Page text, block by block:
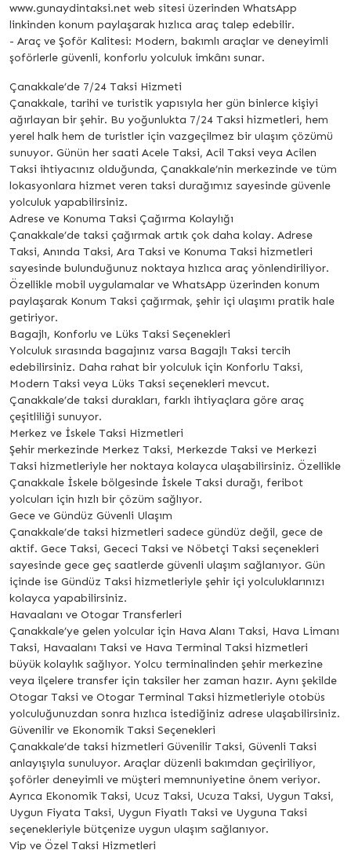
www.gunaydintaksi.net web sitesi üzerinden WhatsApp
linkinden konum paylaşarak hızlıca araç talep edebilir.
- Araç ve Şoför Kalitesi: Modern, bakımlı araçlar ve deneyimli
şoförlerle güvenli, konforlu yolculuk imkânı sunar.
Çanakkale’de 7/24 Taksi Hizmeti
Çanakkale, tarihi ve turistik yapısıyla her gün binlerce kişiyi
ağırlayan bir şehir. Bu yoğunlukta 7/24 Taksi hizmetleri, hem
yerel halk hem de turistler için vazgeçilmez bir ulaşım çözümü
sunuyor. Günün her saati Acele Taksi, Acil Taksi veya Acilen
Taksi ihtiyacınız olduğunda, Çanakkale’nin merkezinde ve tüm
lokasyonlara hizmet veren taksi durağımız sayesinde güvenle
yolculuk yapabilirsiniz.
Adrese ve Konuma Taksi Çağırma Kolaylığı
Çanakkale’de taksi çağırmak artık çok daha kolay. Adrese
Taksi, Anında Taksi, Ara Taksi ve Konuma Taksi hizmetleri
sayesinde bulunduğunuz noktaya hızlıca araç yönlendiriliyor.
Özellikle mobil uygulamalar ve WhatsApp üzerinden konum
paylaşarak Konum Taksi çağırmak, şehir içi ulaşımı pratik hale
getiriyor.
Bagajlı, Konforlu ve Lüks Taksi Seçenekleri
Yolculuk sırasında bagajınız varsa Bagajlı Taksi tercih
edebilirsiniz. Daha rahat bir yolculuk için Konforlu Taksi,
Modern Taksi veya Lüks Taksi seçenekleri mevcut.
Çanakkale’de taksi durakları, farklı ihtiyaçlara göre araç
çeşitliliği sunuyor.
Merkez ve İskele Taksi Hizmetleri
Şehir merkezinde Merkez Taksi, Merkezde Taksi ve Merkezi
Taksi hizmetleriyle her noktaya kolayca ulaşabilirsiniz. Özellikle
Çanakkale İskele bölgesinde İskele Taksi durağı, feribot
yolcuları için hızlı bir çözüm sağlıyor.
Gece ve Gündüz Güvenli Ulaşım
Çanakkale’de taksi hizmetleri sadece gündüz değil, gece de
aktif. Gece Taksi, Gececi Taksi ve Nöbetçi Taksi seçenekleri
sayesinde gece geç saatlerde güvenli ulaşım sağlanıyor. Gün
içinde ise Gündüz Taksi hizmetleriyle şehir içi yolculuklarınızı
kolayca yapabilirsiniz.
Havaalanı ve Otogar Transferleri
Çanakkale’ye gelen yolcular için Hava Alanı Taksi, Hava Limanı
Taksi, Havaalanı Taksi ve Hava Terminal Taksi hizmetleri
büyük kolaylık sağlıyor. Yolcu terminalinden şehir merkezine
veya ilçelere transfer için taksiler her zaman hazır. Aynı şekilde
Otogar Taksi ve Otogar Terminal Taksi hizmetleriyle otobüs
yolculuğunuzdan sonra hızlıca istediğiniz adrese ulaşabilirsiniz.
Güvenilir ve Ekonomik Taksi Seçenekleri
Çanakkale’de taksi hizmetleri Güvenilir Taksi, Güvenli Taksi
anlayışıyla sunuluyor. Araçlar düzenli bakımdan geçiriliyor,
şoförler deneyimli ve müşteri memnuniyetine önem veriyor.
Ayrıca Ekonomik Taksi, Ucuz Taksi, Ucuza Taksi, Uygun Taksi,
Uygun Fiyata Taksi, Uygun Fiyatlı Taksi ve Uyguna Taksi
seçenekleriyle bütçenize uygun ulaşım sağlanıyor.
Vip ve Özel Taksi Hizmetleri